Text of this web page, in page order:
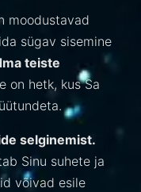
moodustavad
sügav sisemine
teiste
on hetk, kus Sa
selginemist.
Sinu suhete ja
võivad esile